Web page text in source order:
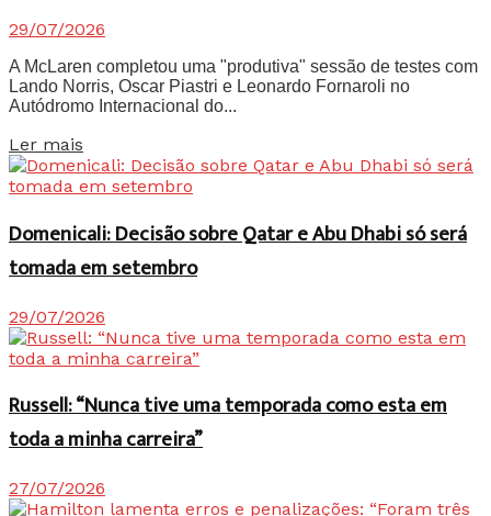
29/07/2026
A McLaren completou uma "produtiva" sessão de testes com
Lando Norris, Oscar Piastri e Leonardo Fornaroli no
Autódromo Internacional do...
Ler mais
Domenicali: Decisão sobre Qatar e Abu Dhabi só será
tomada em setembro
29/07/2026
Russell: “Nunca tive uma temporada como esta em
toda a minha carreira”
27/07/2026